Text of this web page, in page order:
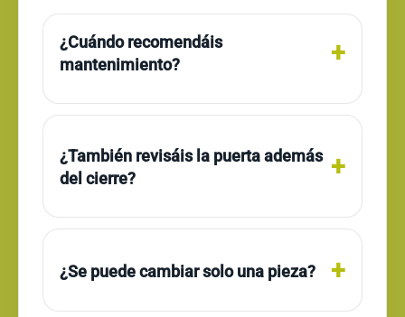
¿Cuándo recomendáis
mantenimiento?
¿También revisáis la puerta además
del cierre?
¿Se puede cambiar solo una pieza?